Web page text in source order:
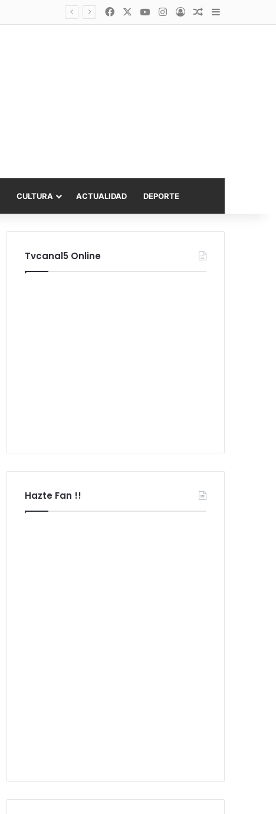
FacebookYouTubeInstagram
AccesoPublicación al
Barra lateral
CULTURA ACTUALIDAD DEPORTE
Tvcanal5 Online
Hazte Fan !!